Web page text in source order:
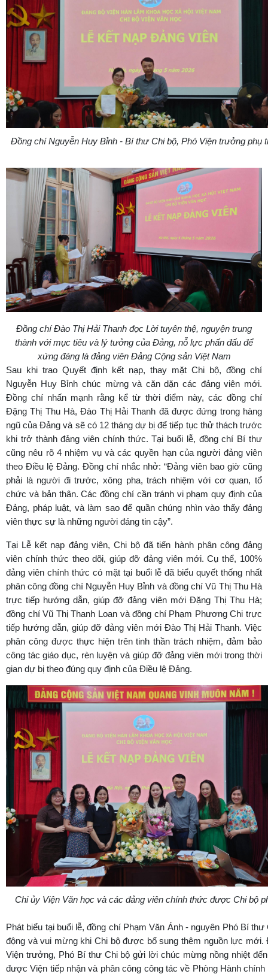
Đồng chí Nguyễn Huy Bỉnh - Bí thư Chi bộ, Phó Viện trưởng
Đồng chí Đào Thị Hải Thanh đọc Lời tuyên thệ, nguyện trung
thành với mục tiêu và lý tưởng của Đảng, nỗ lực phấn đấu để
xứng đáng là đảng viên Đảng Cộng sản Việt Nam
Sau khi trao Quyết định kết nạp, thay mặt Chi bộ, đồng chí
Nguyễn Huy Bỉnh chúc mừng và căn dặn các đảng viên mới.
Đồng chí nhấn mạnh rằng kể từ thời điểm này, các đồng chí
Đặng Thị Thu Hà, Đào Thị Hải Thanh đã được đứng trong hàng
ngũ của Đảng và sẽ có 12 tháng dự bị để tiếp tục thử thách trước
khi trở thành đảng viên chính thức. Tại buổi lễ, đồng chí Bí thư
cũng nêu rõ 4 nhiệm vụ và các quyền hạn của người đảng viên
theo Điều lệ Đảng. Đồng chí nhắc nhở: “Đảng viên bao giờ cũng
phải là người đi trước, xông pha, trách nhiệm với cơ quan, tổ
chức và bản thân. Các đồng chí cần tránh vi phạm quy định của
Đảng, pháp luật, và làm sao để quần chúng nhìn vào thấy đảng
viên thực sự là những người đáng tin cậy”.
Tại Lễ kết nạp đảng viên, Chi bộ đã tiến hành phân công đảng
viên chính thức theo dõi, giúp đỡ đảng viên mới. Cụ thể, 100%
đảng viên chính thức có mặt tại buổi lễ đã biểu quyết thống nhất
phân công đồng chí Nguyễn Huy Bỉnh và đồng chí Vũ Thị Thu Hà
trực tiếp hướng dẫn, giúp đỡ đảng viên mới Đặng Thị Thu Hà;
đồng chí Vũ Thị Thanh Loan và đồng chí Phạm Phương Chi trực
tiếp hướng dẫn, giúp đỡ đảng viên mới Đào Thị Hải Thanh. Việc
phân công được thực hiện trên tinh thần trách nhiệm, đảm bảo
công tác giáo dục, rèn luyện và giúp đỡ đảng viên mới trong thời
gian dự bị theo đúng quy định của Điều lệ Đảng.
Chi ủy Viện Văn học và các đảng viên chính thức được Chi bộ
Phát biểu tại buổi lễ, đồng chí Phạm Văn Ánh - nguyên Phó Bí
động và vui mừng khi Chi bộ được bổ sung thêm nguồn lực
Viện trưởng, Phó Bí thư Chi bộ gửi lời chúc mừng nồng nhiệt
được Viện tiếp nhận và phân công công tác về Phòng Hành